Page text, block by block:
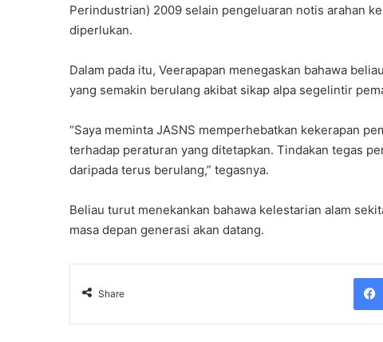
Perindustrian) 2009 selain pengeluaran notis arahan
diperlukan.
Dalam pada itu, Veerapapan menegaskan bahawa
yang semakin berulang akibat sikap alpa segelintir
“Saya meminta JASNS memperhebatkan kekerapan
terhadap peraturan yang ditetapkan. Tindakan tegas
daripada terus berulang,” tegasnya.
Beliau turut menekankan bahawa kelestarian alam
masa depan generasi akan datang.
Share